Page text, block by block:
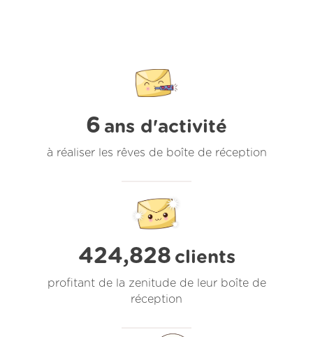
6 ans d'activité
à réaliser les rêves de boîte de réception
424,828 clients
profitant de la zenitude de leur boîte de
réception